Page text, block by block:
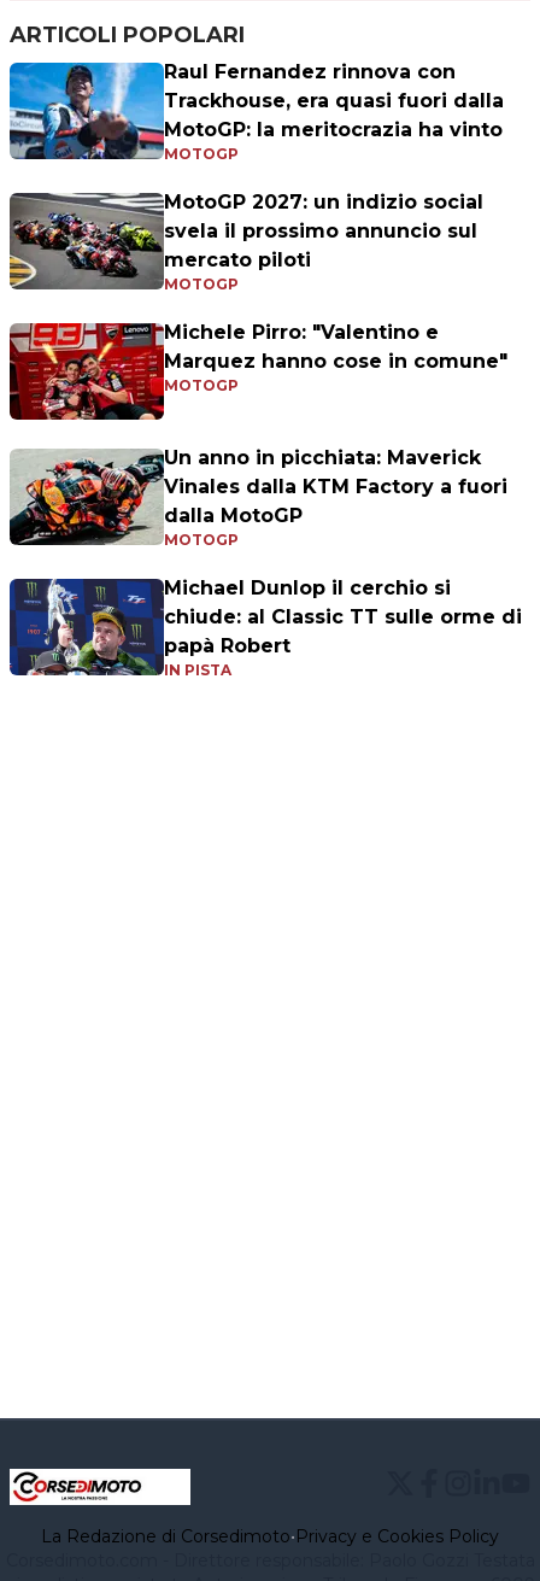
ARTICOLI POPOLARI
Raul Fernandez rinnova con
Trackhouse, era quasi fuori dalla
MotoGP: la meritocrazia ha vinto
MOTOGP
MotoGP 2027: un indizio social
svela il prossimo annuncio sul
mercato piloti
MOTOGP
Michele Pirro: "Valentino e
Marquez hanno cose in comune"
MOTOGP
Un anno in picchiata: Maverick
Vinales dalla KTM Factory a fuori
dalla MotoGP
MOTOGP
Michael Dunlop il cerchio si
chiude: al Classic TT sulle orme di
papà Robert
IN PISTA
La Redazione di Corsedimoto•Privacy e Cookies Policy